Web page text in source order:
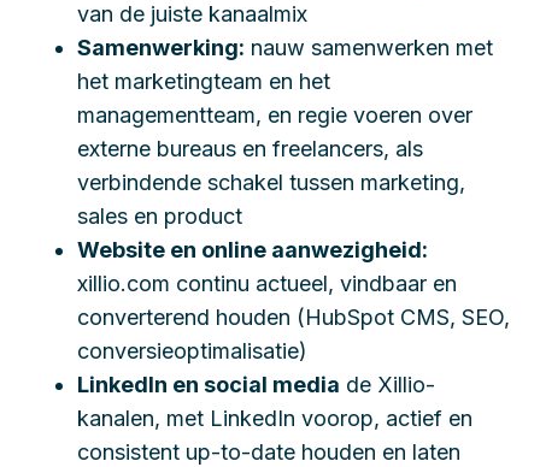
van de juiste kanaalmix
Samenwerking: nauw samenwerken met
het marketingteam en het
managementteam, en regie voeren over
externe bureaus en freelancers, als
verbindende schakel tussen marketing,
sales en product
Website en online aanwezigheid:
xillio.com continu actueel, vindbaar en
converterend houden (HubSpot CMS, SEO,
conversieoptimalisatie)
LinkedIn en social media de Xillio-
kanalen, met LinkedIn voorop, actief en
consistent up-to-date houden en laten